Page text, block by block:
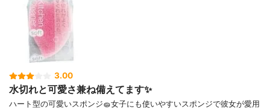
3.00
水切れと可愛さ兼ね備えてます✨
ハート型の可愛いスポンジ🧽女子にも使いやすいスポンジで彼女が愛用